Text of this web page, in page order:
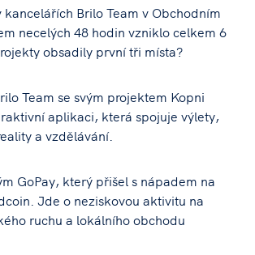
Brilo Team v Obchodním
necelých 48 hodin vzniklo celkem 6
obsadily první tři místa?
Team se svým projektem Kopni
aplikaci, která spojuje výlety,
a vzdělávání.
GoPay, který přišel s nápadem na
Jde o neziskovou aktivitu na
ruchu a lokálního obchodu